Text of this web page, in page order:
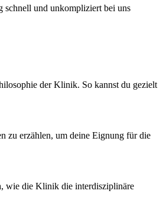
schnell und unkompliziert bei uns
der Klinik. So kannst du gezielt
zu erzählen, um deine Eignung für die
wie die Klinik die interdisziplinäre